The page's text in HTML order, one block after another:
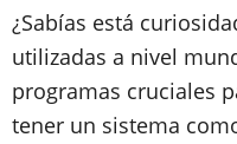
¿Sabías está
utilizadas a nivel
programas cruciales
tener un sistema